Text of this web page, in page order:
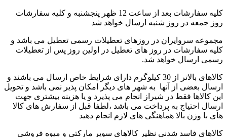
کلیه سفارشات بعد از ساعت 12 ظهر پنجشنبه و کلیه سفارشات
روز جمعه در روز شنبه ارسال خواهد شد
مجموعه سروایران در روزهای تعطیلات رسمی تعطیل می باشد و
کلیه سفارشات در روز های تعطیل در اولین روز پس از تعطیلات
رسمی ارسال خواهد شد.
کالاهای بالاتر از 30 کیلوگرم دارای شرایط خاص ارسال می باشند و
ارسال بعضی از آنها به شهر های دیگر امکان پذیر نمی باشد و تحویل
این کالاها فقط در شیراز انجام می پذیرد و یا هزینه بیشتری جهت
ارسال احتیاج به پرداخت می باشد ،لطفا قبل از سفارش های کالا
های با وزن بالا هماهنگی های لازم انجام دهید
کالاهای فاسد شدنی نظیر کالاهای سوپر مارکتی و میوه فروشی